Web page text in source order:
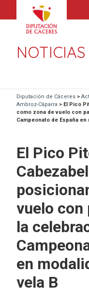
NOTICIAS
Diputación de Cáceres>
Ambroz-Cáparra > El Pico
como zona de vuelo con
Campeonato de España
El Pico
vuelo con
la
en
vela B